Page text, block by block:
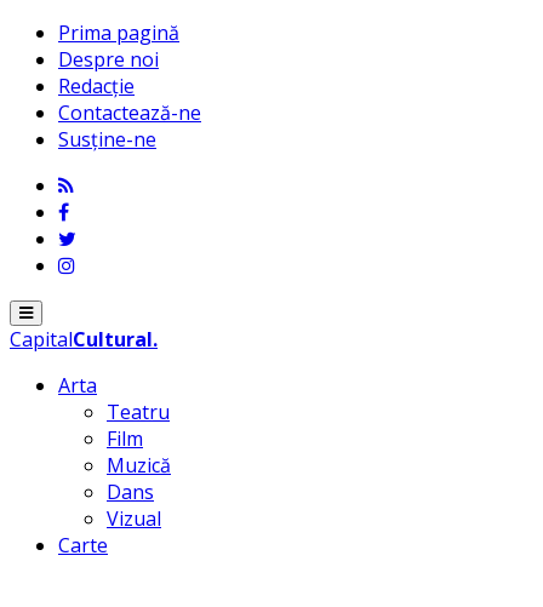
Prima pagină
Despre noi
Redacție
Contactează-ne
Susține-ne
Menu
CapitalCultural.
Arta
Teatru
Film
Muzică
Dans
Vizual
Carte